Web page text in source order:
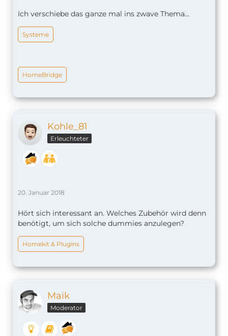
Ich verschiebe das ganze mal ins zwave Thema...
Systeme
HomeBridge
Kohle_81
Erleuchteter
20. Januar 2018
Hört sich interessant an. Welches Zubehör wird denn
benötigt, um sich solche dummies anzulegen?
Homekit & Plugins
Maik
Moderator